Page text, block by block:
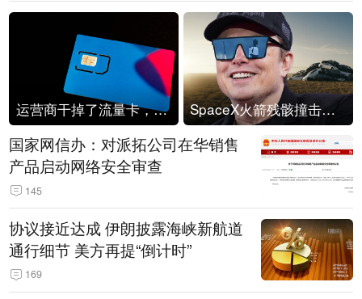
运营商干掉了流量卡，他们真的玩不起了 SpaceX火箭残骸撞击月球
国家网信办：对派拓公司在华销售
产品启动网络安全审查
145
协议接近达成 伊朗披露海峡新航道
通行细节 美方再提“倒计时”
169